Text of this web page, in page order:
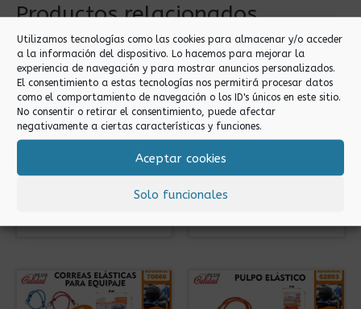
Utilizamos tecnologías como las cookies para almacenar y/o acceder
a la información del dispositivo. Lo hacemos para mejorar la
experiencia de navegación y para mostrar anuncios personalizados.
El consentimiento a estas tecnologías nos permitirá procesar datos
como el comportamiento de navegación o los ID's únicos en este sitio.
No consentir o retirar el consentimiento, puede afectar
negativamente a ciertas características y funciones.
Aceptar cookies
Solo funcionales
Productos relacionados
Pulpos elásticos Pulpos elásticos
200CM PULPO